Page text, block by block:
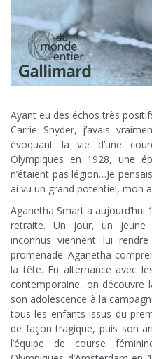
Ayant eu des échos très
Carrie Snyder, j’avais
évoquant la vie d’une
Olympiques en 1928, une
n’étaient pas légion…Je
ai vu un grand potentiel, mon
Aganetha Smart a
retraite. Un jour, un
inconnus viennent lui
promenade. Aganetha
la tête. En alternance avec
contemporaine, on découvre
son adolescence à la
tous les enfants issus du
de façon tragique, puis son
l’équipe de course